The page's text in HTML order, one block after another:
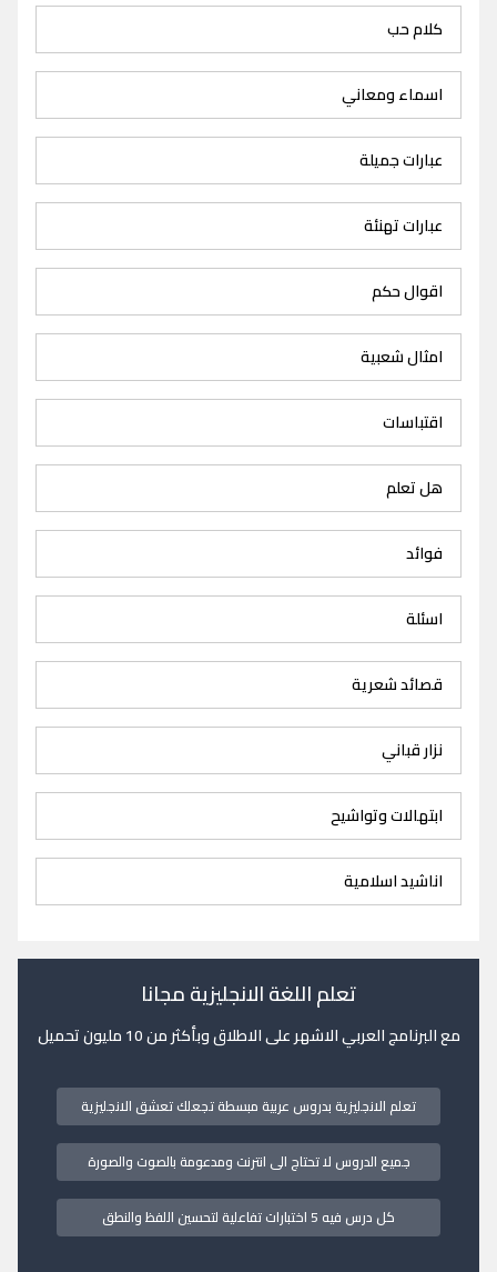
كلام حب
اسماء ومعاني
عبارات جميلة
عبارات تهنئة
اقوال حكم
امثال شعبية
اقتباسات
هل تعلم
فوائد
اسئلة
قصائد شعرية
نزار قباني
ابتهالات وتواشيح
اناشيد اسلامية
تعلم اللغة الانجليزية مجانا
مع البرنامج العربي الاشهر على الاطلاق وبأكثر من 10 مليون تحميل
تعلم الانجليزية بدروس عربية مبسطة تجعلك تعشق الانجليزية
جميع الدروس لا تحتاج الى انترنت ومدعومة بالصوت والصورة
كل درس فيه 5 اختبارات تفاعلية لتحسين اللفظ والنطق